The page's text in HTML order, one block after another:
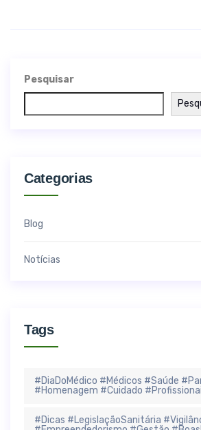
Pesquisar
Categorias
Blog
Notícias
Tags
#DiaDoMédico #Médicos #Saúde
#Homenagem #Cuidado
#Dicas #LegislaçãoSanitária